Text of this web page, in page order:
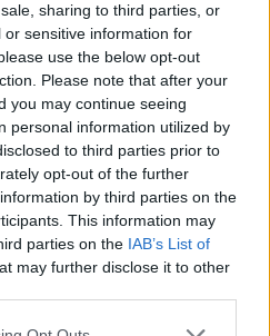
sharing to third parties, or
sensitive information for
use the below opt-out
Please note that after your
you may continue seeing
personal information utilized by
to third parties prior to
opt-out of the further
by third parties on the
This information may
parties on the IAB’s List of
may further disclose it to other
app uses one or more Google
játék érkezett a Halálos
10-hez, máris
magyar szinkronnal Vin
Jason Momoa
a Halálos iramban
| 2023.04.21 18:23